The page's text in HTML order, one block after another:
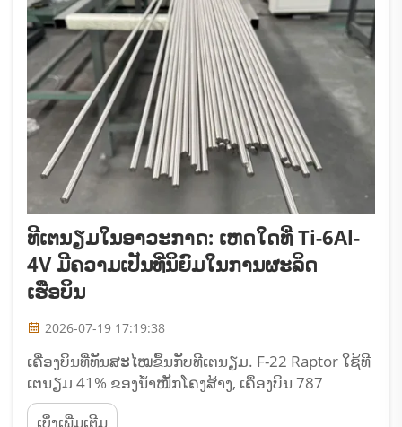
ທີເຕນຽມໃນອາວະກາດ: ເຫດໃດທີ່ Ti-6Al-
4V ມີຄວາມເປັນທີ່ນິຍົມໃນການຜະລິດ
ເຮືອບິນ
2026-07-19 17:19:38
ເຄື່ອງບິນທີ່ທັນສະໄໝຂຶ້ນກັບທີເຕນຽມ. F-22 Raptor ໃຊ້ທີ
ເຕນຽມ 41% ຂອງນ້ຳໜັກໂຄງສ້າງ, ເຄື່ອງບິນ 787
Dreamliner ໃຊ້ 15%. ທີເຕນຽມດີກວ່າອາລູມິເນຍໃນ
ເບິ່ງເພີ່ມເຕີມ